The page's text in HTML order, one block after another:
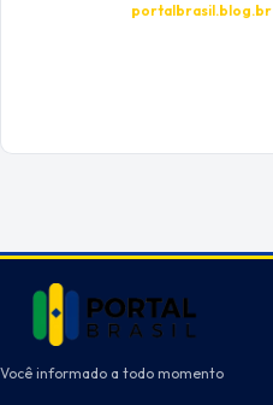
portalbrasil.blog.br
Você informado a todo momento